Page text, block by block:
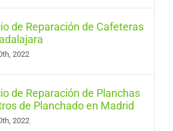
de Reparación de Cafeteras
2022
de Reparación de Planchas
de Planchado en Madrid
2022